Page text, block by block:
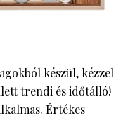
készül, kézzel
trendi és időtálló!
Értékes